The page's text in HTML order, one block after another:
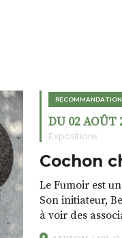
RECOMMANDATION
DU 02 AOÛT
Expositions
Cochon
Le Fumoir est
Son initiateur,
à voir des
drôles, parfois